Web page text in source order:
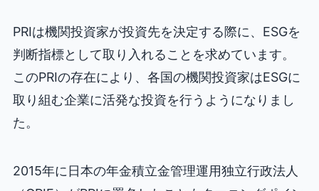
PRIは機関投資家が投資先を決定する際に、ESGを
判断指標として取り入れることを求めています。
このPRIの存在により、各国の機関投資家はESGに
取り組む企業に活発な投資を行うようになりまし
た。
2015年に日本の年金積立金管理運用独立行政法人